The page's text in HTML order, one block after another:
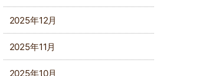
2025年12月
2025年11月
2025年10月